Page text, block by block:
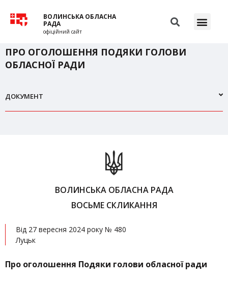
ВОЛИНСЬКА ОБЛАСНА
РАДА
офіційний сайт
ПРО ОГОЛОШЕННЯ ПОДЯКИ ГОЛОВИ
ОБЛАСНОЇ РАДИ
ДОКУМЕНТ
ВОЛИНСЬКА ОБЛАСНА РАДА
ВОСЬМЕ СКЛИКАННЯ
Від 27 вересня 2024 року № 480
Луцьк
Про оголошення Подяки голови обласної ради